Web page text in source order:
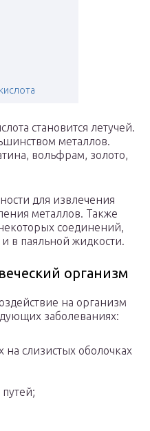
становится летучей.
металлов.
вольфрам, золото,
для извлечения
металлов. Также
соединений,
в паяльной жидкости.
организм
на организм
заболеваниях:
на слизистых оболочках